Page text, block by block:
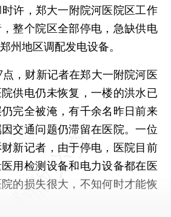
许，郑大一附院河医院区工作
整个院区全部停电，急缺供电
州地区调配发电设备。
，财新记者在郑大一附院河医
供电仍未恢复，一楼的洪水已
完全被淹，有千余名昨日前来
交通问题仍滞留在医院。一位
新记者，由于停电，医院目前
用检测设备和电力设备都在医
的损失很大，不知何时才能恢